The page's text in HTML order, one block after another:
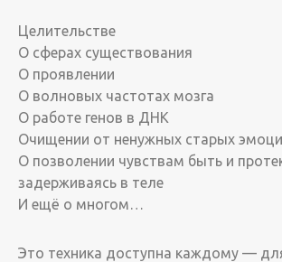
Целительстве
О сферах существования
О проявлении
О волновых частотах мозга
О работе генов в ДНК
Очищении от ненужных старых
О позволении чувствам быть и
задерживаясь в теле
И ещё о многом…
Это техника доступна каждому —